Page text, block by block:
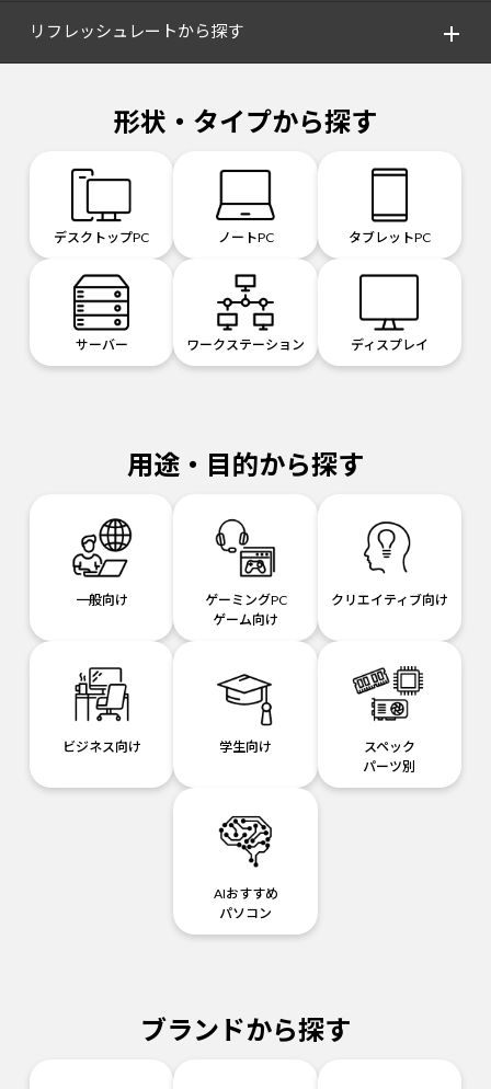
リフレッシュレートから探す
形状・タイプから探す
デスクトップPC ノートPC タブレットPC
サーバー ワークステーション ディスプレイ
用途・目的から探す
一般向け
ゲーミングPC
ゲーム向け
クリエイティブ向け
ビジネス向け 学生向け
スペック
パーツ別
AIおすすめ
パソコン
ブランドから探す